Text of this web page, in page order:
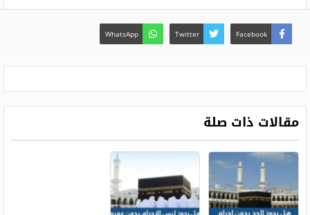
Facebook
Twitter
WhatsApp
مقالات ذات صلة